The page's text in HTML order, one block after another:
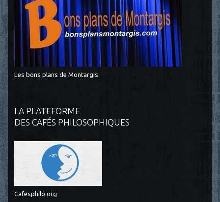
Les bons plans de Montargis
LA PLATEFORME
DES CAFÉS PHILOSOPHIQUES
Cafesphilo.org